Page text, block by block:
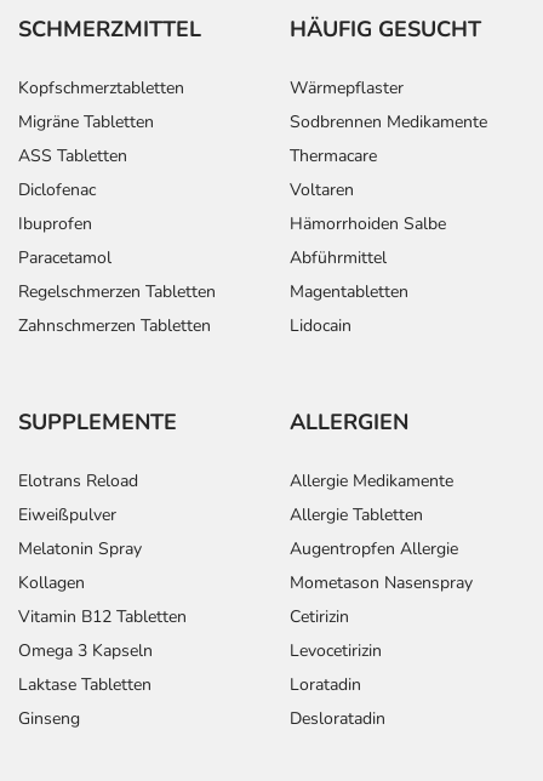
SCHMERZMITTEL
Kopfschmerztabletten
Migräne Tabletten
ASS Tabletten
Diclofenac
Ibuprofen
Paracetamol
Regelschmerzen Tabletten
Zahnschmerzen Tabletten
HÄUFIG GESUCHT
Wärmepflaster
Sodbrennen Medikamente
Thermacare
Voltaren
Hämorrhoiden Salbe
Abführmittel
Magentabletten
Lidocain
SUPPLEMENTE
Elotrans Reload
Eiweißpulver
Melatonin Spray
Kollagen
Vitamin B12 Tabletten
Omega 3 Kapseln
Laktase Tabletten
Ginseng
ALLERGIEN
Allergie Medikamente
Allergie Tabletten
Augentropfen Allergie
Mometason Nasenspray
Cetirizin
Levocetirizin
Loratadin
Desloratadin